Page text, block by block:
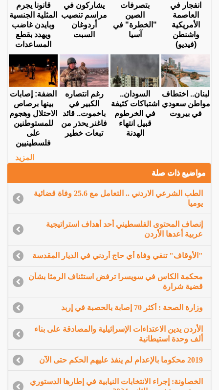
انفجار في
العاصمة
الأمريكية
واشنطن
(فيديو)
بتصرفات
الصين
"الخطرة" في
آسيا
يشاركون في
مراسم تنصيب
أردوغان
السبت
قانونا يجرم
المثلية الجنسية
وبايدن غاضب
ويهدد بقطع
المساعدات
لبنان.. اختطاف
مواطن سعودي
في بيروت
السودان..
اشتباكات كثيفة
في الخرطوم
قبيل انتهاء
الهدنة
رغم انتصاره
الكبير في
باخموت.. قائد
فاغنر يحذر من
تبعات خطير
الضفة: إصابات
بينها برصاص
الاحتلال وهجوم
للمستوطنين
على
فلسطينيين
المزيد
مواضيع ذات صلة
الطب الشرعي الاردني .. التعامل مع 25.6 وفاة قضائية
يوميا
إنصاف المحتوى الفلسطيني أحد أهداف استراتيجية
عربية أعدها الأردن
"الأوقاف" تنفي وفاة أي حاج أردني في الديار المقدسة
محكمة الكاس في سويسرا ترفض استئناف الرمثا بشأن
قضية شرارة
وزارة الصحة : أكثر 70 إصابة بالحصبة في إربد
الأردن يدين الاعتداءات الإسرائيلية والمصادقة على بناء
ألف وحدة استيطانية
2019 محكوما بالإعدام لم ينفذ عليهم الحكم حتى الآن
الخصاونة: إجراء الانتخابات النيابية في إطارها الدستوري